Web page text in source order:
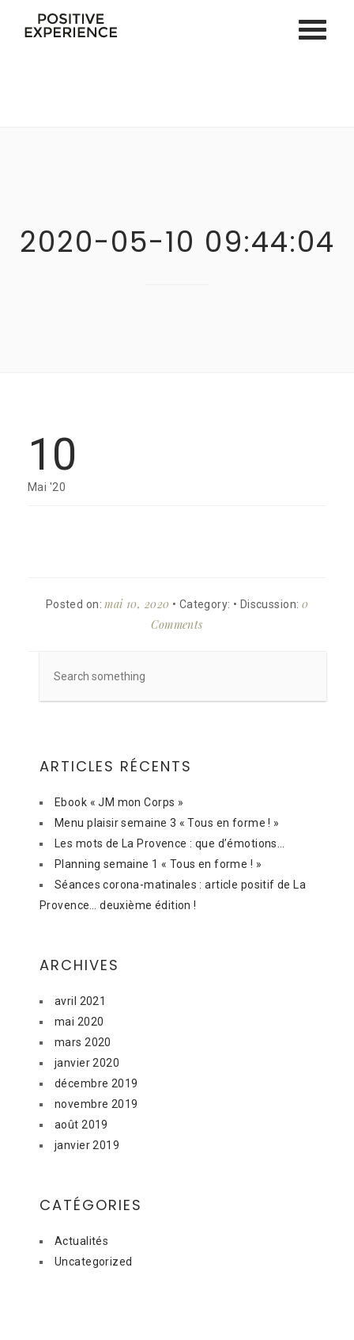
SÉMINAIRE & TEAM BUILDING
2020-05-10 09:44:04
10
Mai '20
Posted on:mai 10, 2020 • Category: • Discussion: 0
Comments
ARTICLES RÉCENTS
Ebook « JM mon Corps »
Menu plaisir semaine 3 « Tous en forme ! »
Les mots de La Provence : que d’émotions…
Planning semaine 1 « Tous en forme ! »
Séances corona-matinales : article positif de La
Provence… deuxième édition !
ARCHIVES
avril 2021
mai 2020
mars 2020
janvier 2020
décembre 2019
novembre 2019
août 2019
janvier 2019
CATÉGORIES
Actualités
Uncategorized